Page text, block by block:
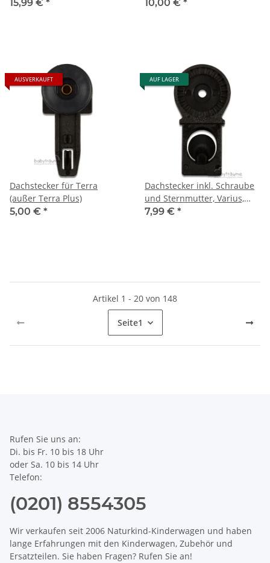
15,99 € *
Stück benötigt)
10,00 € *
AUSVERKAUFT
Dachstecker für Terra
(außer Terra Plus)
5,00 € *
AUF LAGER
Dachstecker inkl. Schraube
und Sternmutter, Varius,
Vita, Terra plus
7,99 € *
Artikel 1 - 20 von 148
Seite1
Rufen Sie uns an:
Di. bis Fr. 10 bis 18 Uhr
oder Sa. 10 bis 14 Uhr
Telefon:
(0201) 8554305
Wir verkaufen seit 2006 Naturkind-Kinderwagen und haben
lange Erfahrungen mit den Kinderwagen, Zubehör und
Ersatzteilen. Sie haben Fragen? Rufen Sie an!